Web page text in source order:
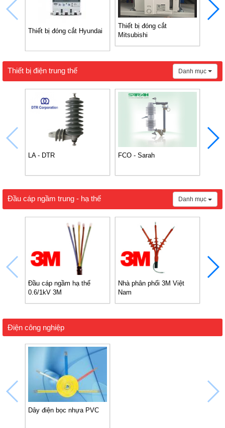
Thiết bị đóng cắt Hyundai
Thiết bị đóng cắt
Mitsubishi
Thiết bị điện trung thế Danh mục
LA - DTR FCO - Sarah
Đầu cáp ngầm trung - hạ thế Danh mục
Đầu cáp ngầm hạ thế
0.6/1kV 3M
Nhà phân phối 3M Việt
Nam
Điện công nghiệp
Dây điện bọc nhựa PVC